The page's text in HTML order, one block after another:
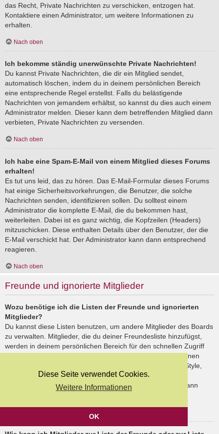
Diese Seite verwendet Cookies.
Weitere Informationen
OK
das Recht, Private Nachrichten zu verschicken, entzogen hat.
Kontaktiere einen Administrator, um weitere Informationen zu
erhalten.
Nach oben
Ich bekomme ständig unerwünschte Private Nachrichten!
Du kannst Private Nachrichten, die dir ein Mitglied sendet,
automatisch löschen, indem du in deinem persönlichen Bereich
eine entsprechende Regel erstellst. Falls du belästigende
Nachrichten von jemandem erhältst, so kannst du dies auch einem
Administrator melden. Dieser kann dem betreffenden Mitglied dann
verbieten, Private Nachrichten zu versenden.
Nach oben
Ich habe eine Spam-E-Mail von einem Mitglied dieses Forums
erhalten!
Es tut uns leid, das zu hören. Das E-Mail-Formular dieses Forums
hat einige Sicherheitsvorkehrungen, die Benutzer, die solche
Nachrichten senden, identifizieren sollen. Du solltest einem
Administrator die komplette E-Mail, die du bekommen hast,
weiterleiten. Dabei ist es ganz wichtig, die Kopfzeilen (Headers)
mitzuschicken. Diese enthalten Details über den Benutzer, der die
E-Mail verschickt hat. Der Administrator kann dann entsprechend
reagieren.
Nach oben
Freunde und ignorierte Mitglieder
Wozu benötige ich die Listen der Freunde und ignorierten
Mitglieder?
Du kannst diese Listen benutzen, um andere Mitglieder des Boards
zu verwalten. Mitglieder, die du deiner Freundesliste hinzufügst,
werden in deinem persönlichen Bereich für den schnellen Zugriff
aufgelistet. Du siehst dort deren Onlinestatus und kannst ihnen
schnell eine Private Nachricht senden. Abhängig von dem Style,
den du verwendest, können Beiträge deiner Freunde auch
hervorgehoben sein. Wenn du einen Benutzer ignorierst, dann